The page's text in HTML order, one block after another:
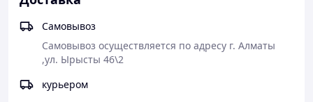
(температура будет на любителя) или
специальными ароматными отварами из трав во
время различных банных процедур.
Самовывоз
Самовывоз осуществляется по адресу г. Алматы
,ул. Ырысты 46\2
курьером